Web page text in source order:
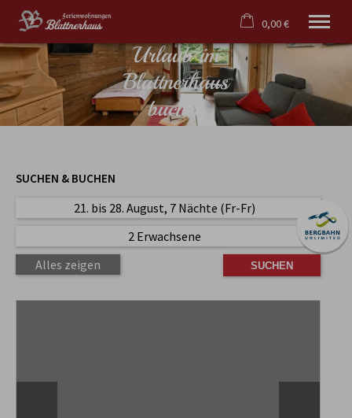
Willkommen
Haus
Ferienwohnungen
0,00 €
Warenkorb ist leer
Urlaub im
Blattnerhaus
buchen
SUCHEN & BUCHEN
21. bis 28. August, 7 Nächte (Fr-Fr)
2 Erwachsene
Alles zeigen